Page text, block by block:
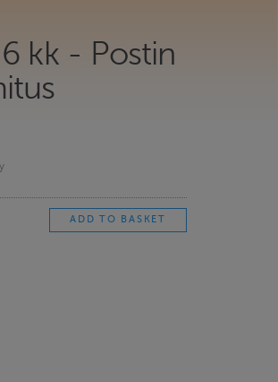
kk - Postin